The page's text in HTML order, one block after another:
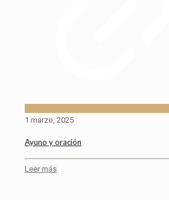
1 marzo, 2025
Ayuno y oración
Leer más